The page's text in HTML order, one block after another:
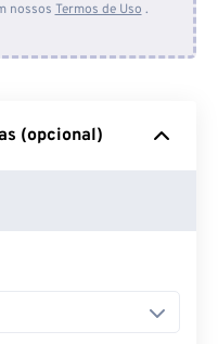
nossos Termos de Uso .
(opcional)